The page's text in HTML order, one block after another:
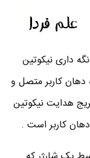
داری نیکوتین
کاربر متصل و
هدایت نیکوتین
کاربر است .